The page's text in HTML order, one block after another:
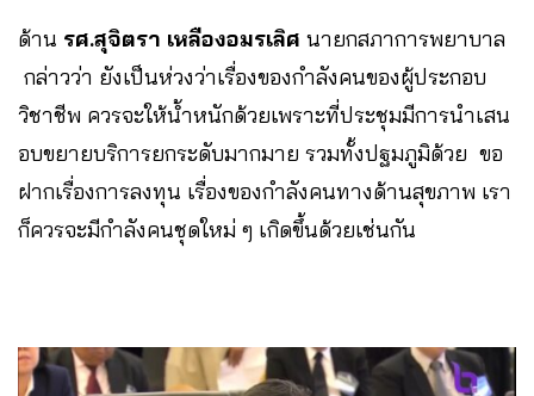
ด้าน รศ.สุจิตรา เหลืองอมรเลิศ นายกสภาการพยาบาล​
กล่าวว่า ยังเป็นห่วงว่าเรื่องของกำลังคนของผู้ประกอบ
วิชาชีพ ควรจะให้น้ำหนักด้วยเพราะที่ประชุมมีการนำเสน
อบขยายบริการยกระดับมากมาย รวมทั้งปฐมภูมิด้วย ขอ
ฝากเรื่องการลงทุน เรื่องของกำลังคนทางด้านสุขภาพ เรา
ก็ควรจะมีกำลังคนชุดใหม่ ๆ เกิดขึ้นด้วยเช่นกัน